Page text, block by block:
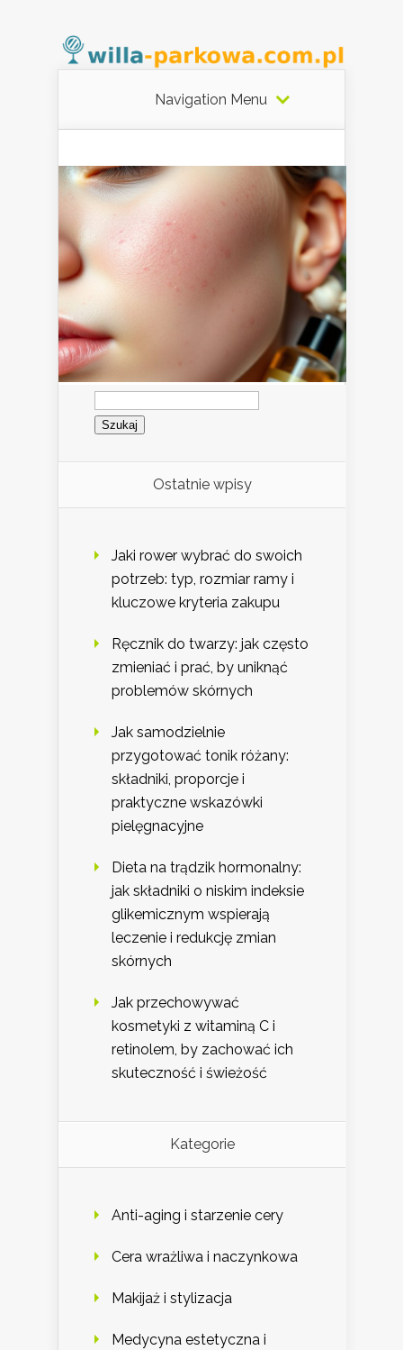
Navigation Menu
Szukaj:
Ostatnie wpisy
Jaki rower wybrać do swoich
potrzeb: typ, rozmiar ramy i
kluczowe kryteria zakupu
Ręcznik do twarzy: jak często
zmieniać i prać, by uniknąć
problemów skórnych
Jak samodzielnie
przygotować tonik różany:
składniki, proporcje i
praktyczne wskazówki
pielęgnacyjne
Dieta na trądzik hormonalny:
jak składniki o niskim indeksie
glikemicznym wspierają
leczenie i redukcję zmian
skórnych
Jak przechowywać
kosmetyki z witaminą C i
retinolem, by zachować ich
skuteczność i świeżość
Kategorie
Anti-aging i starzenie cery
Cera wrażliwa i naczynkowa
Makijaż i stylizacja
Medycyna estetyczna i